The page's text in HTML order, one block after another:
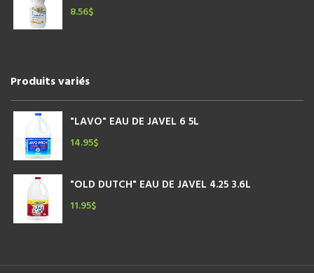
8.56$
Produits variés
"LAVO" EAU DE JAVEL 6 5L
14.95$
"OLD DUTCH" EAU DE JAVEL 4.25 3.6L
11.95$